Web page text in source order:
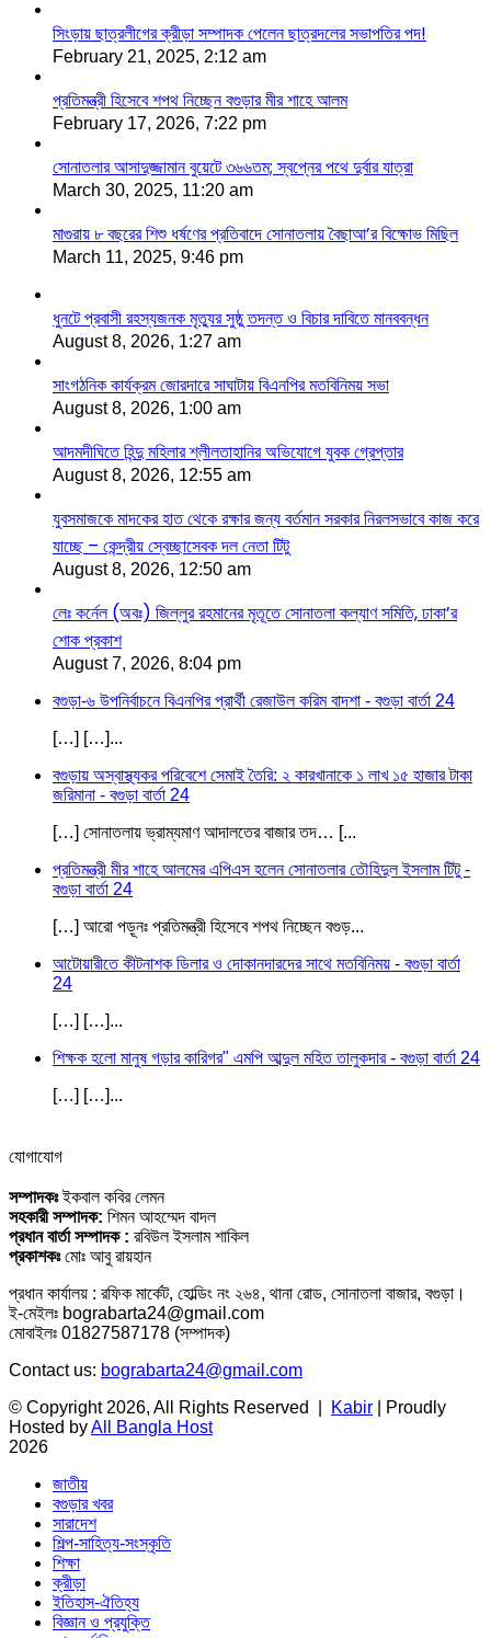
সিংড়ায় ছাত্রলীগের ক্রীড়া সম্পাদক পেলেন ছাত্রদলের সভাপতির পদ!
February 21, 2025, 2:12 am
প্রতিমন্ত্রী হিসেবে শপথ নিচ্ছেন বগুড়ার মীর শাহে আলম
February 17, 2026, 7:22 pm
সোনাতলার আসাদুজ্জামান বুয়েটে ৩৬৬তম; স্বপ্নের পথে দুর্বার যাত্রা
March 30, 2025, 11:20 am
মাগুরায় ৮ বছরের শিশু ধর্ষণের প্রতিবাদে সোনাতলায় বৈছাআ’র বিক্ষোভ মিছিল
March 11, 2025, 9:46 pm
ধুনটে প্রবাসী রহস্যজনক মৃত্যুর সুষ্ঠু তদন্ত ও বিচার দাবিতে মানববন্ধন
August 8, 2026, 1:27 am
সাংগঠনিক কার্যক্রম জোরদারে সাঘাটায় বিএনপির মতবিনিময় সভা
August 8, 2026, 1:00 am
আদমদীঘিতে হিন্দু মহিলার শ্লীলতাহানির অভিযোগে যুবক গ্রেপ্তার
August 8, 2026, 12:55 am
যুবসমাজকে মাদকের হাত থেকে রক্ষার জন্য বর্তমান সরকার নিরলসভাবে কাজ করে
যাচ্ছে – কেন্দ্রীয় স্বেচ্ছাসেবক দল নেতা টিটু
August 8, 2026, 12:50 am
লেঃ কর্নেল (অবঃ) জিল্লুর রহমানের মৃতূতে সোনাতলা কল্যাণ সমিতি, ঢাকা’র
শোক প্রকাশ
August 7, 2026, 8:04 pm
বগুড়া-৬ উপনির্বাচনে বিএনপির প্রার্থী রেজাউল করিম বাদশা - বগুড়া বার্তা 24
[…] […]...
বগুড়ায় অস্বাস্থ্যকর পরিবেশে সেমাই তৈরি: ২ কারখানাকে ১ লাখ ১৫ হাজার টাকা
জরিমানা - বগুড়া বার্তা 24
[…] সোনাতলায় ভ্রাম্যমাণ আদালতের বাজার তদ… [...
প্রতিমন্ত্রী মীর শাহে আলমের এপিএস হলেন সোনাতলার তৌহিদুল ইসলাম টিটু -
বগুড়া বার্তা 24
[…] আরো পড়ূনঃ প্রতিমন্ত্রী হিসেবে শপথ নিচ্ছেন বগুড়...
আটোয়ারীতে কীটনাশক ডিলার ও দোকানদারদের সাথে মতবিনিময় - বগুড়া বার্তা
24
[…] […]...
শিক্ষক হলো মানুষ গড়ার কারিগর" এমপি আব্দুল মহিত তালুকদার - বগুড়া বার্তা 24
[…] […]...
যোগাযোগ
সম্পাদকঃইকবাল কবির লেমন
সহকারী সম্পাদক: শিমন আহম্মেদ বাদল
প্রধান বার্তা সম্পাদক : রবিউল ইসলাম শাকিল
প্রকাশকঃমোঃ আবু রায়হান
প্রধান কার্যালয় : রফিক মার্কেট, হোল্ডিং নং ২৬৪, থানা রোড, সোনাতলা বাজার, বগুড়া।
ই-মেইলঃ bograbarta24@gmail.com
মোবাইলঃ 01827587178 (সম্পাদক)
Contact us: bograbarta24@gmail.com
© Copyright 2026, All Rights Reserved |
Kabir | Proudly
Hosted byAll Bangla Host
2026
জাতীয়
বগুড়ার খবর
সারাদেশ
শিল্প-সাহিত্য-সংস্কৃতি
শিক্ষা
ক্রীড়া
ইতিহাস-ঐতিহ্য
বিজ্ঞান ও প্রযুক্তি